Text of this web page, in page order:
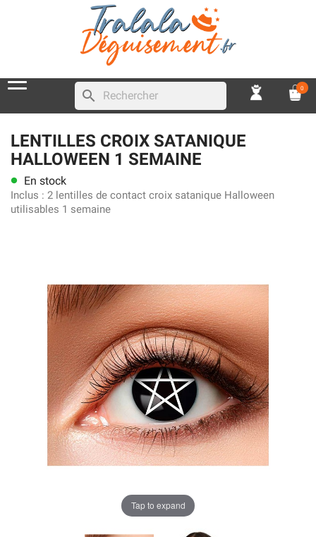
search 0
LENTILLES CROIX SATANIQUE
HALLOWEEN 1 SEMAINE
lens En stock
Inclus : 2 lentilles de contact croix satanique Halloween
utilisables 1 semaine
Tap to expand